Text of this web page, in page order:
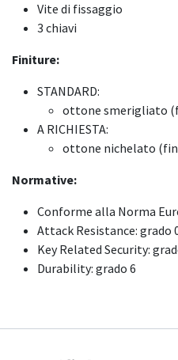
Vite di fissaggio
3 chiavi
Finiture:
STANDARD:
ottone smerigliato
A RICHIESTA:
ottone nichelato
Normative:
Conforme alla Norma
Attack Resistance: grado
Key Related Security:
Durability: grado 6